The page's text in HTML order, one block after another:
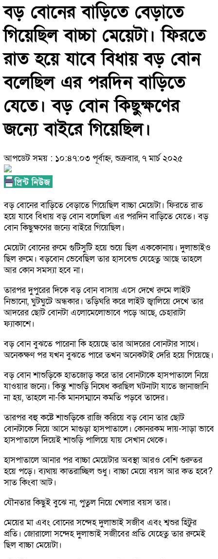
বড় বোনের বাড়িতে বেড়াতে
গিয়েছিল বাচ্চা মেয়েটা। ফিরতে
রাত হয়ে যাবে বিধায় বড় বোন
বলেছিল এর পরদিন বাড়িতে
যেতে। বড় বোন কিছুক্ষণের
জন্যে বাইরে গিয়েছিল।
আপডেট সময় : ১০:৪৭:০৩ পূর্বাহ্ন, শুক্রবার, ৭ মার্চ ২০২৫
বড় বোনের বাড়িতে বেড়াতে গিয়েছিল বাচ্চা মেয়েটা। ফিরতে রাত
হয়ে যাবে বিধায় বড় বোন বলেছিল এর পরদিন বাড়িতে যেতে। বড়
বোন কিছুক্ষণের জন্যে বাইরে গিয়েছিল।
মেয়েটা বোনের রুমে গুটিসুটি হয়ে শুয়ে ছিল এককোনায়। দুলাভাইও
ছিল রুমে। বড়বোন ভেবেছিল তার হাসবেন্ড যেহেতু আছে তাহলে
আর কোন সমস্যা হবে না।
তারপর দুপুরের দিকে বড় বোন বাসায় এসে দেখে রুমে লাইট
নিভানো, ঘুটঘুটে অন্ধকার। তড়িঘরি করে লাইট জ্বালিয়ে দেখে তার
আদরের ছোট বোনটা এলোমেলোভাবে পড়ে আছে, চেহারাটা
ফ্যাকাশে।
বড় বোন বুঝতে পারেনা কি হয়েছে তার আদরের বোনটার সাথে।
অনেকক্ষণ পর যখন বুঝতে পারে তখন অনেকটাই দেরি হয়ে গিয়েছে।
বড় বোন শাশুড়িকে হাতজোড় করে তার বোনটাকে হাসপাতালে নিয়ে
যাওয়ার জন্যে। কিন্তু শাশুড়ি নিষেধ করছিল ঘটনাটা যাতে জানাজানি
না হয়, তাহলে না-কি মানসম্মানে কমতি পড়বে তাদের।
তারপর বহু কষ্টে শাশুড়িকে রাজি করিয়ে বড় বোন তার ছোট
বোনটাকে নিয়ে আসে মাগুড়া হাসপাতালে। কোনরকম দায়-সাড়া ভাবে
হাসপাতালে দিয়েই শাশুড়ি পালিয়ে যায় সেখান থেকে।
হাসপাতালে আনার পর বাচ্চা মেয়েটার অবস্থা আরও বেশি গুরুতর
হয়ে পড়ে। ব্যথায় কাতরাচ্ছিল শুধু। বাচ্চা মেয়ে বয়স আর কত হবে?
সাত কিংবা আট।
যৌনতার কিছুই বুঝে না, পুতুল নিয়ে খেলার বয়স তার।
মেয়ের মা এবং বোনের সন্দেহ দুলাভাই সজীব এবং শ্বশুর হিটুর
প্রতি। জোরালো সন্দেহ দুলাভাই সজীবের প্রতি যেহেতু তার রুমেই
ছিল বাচ্চা মেয়েটা।